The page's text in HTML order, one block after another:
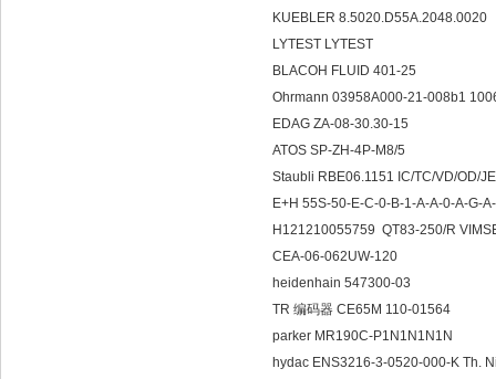
KUEBLER 8.5020.D55A.2048.0020
LYTEST LYTEST
BLACOH FLUID 401-25
Ohrmann 03958A000-21-008b1
EDAG ZA-08-30.30-15
ATOS SP-ZH-4P-M8/5
Staubli RBE06.1151 IC/TC/VD/OD/
E+H 55S-50-E-C-0-B-1-A-A-0-A-G-
H121210055759 QT83-250/R
CEA-06-062UW-120
heidenhain 547300-03
TR 编码器 CE65M 110-01564
parker MR190C-P1N1N1N1N
hydac ENS3216-3-0520-000-K Th.